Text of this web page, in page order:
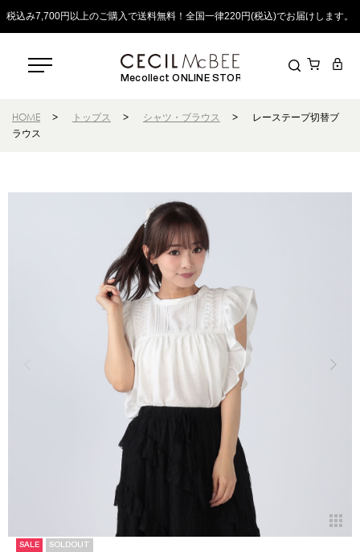
税込み7,700円以上のご購入で送料無料！全国一律220円(税込)でお届けします。
Mecollect ONLINE STORE
HOME > トップス > シャツ・ブラウス >
レーステープ切替ブ
ラウス
SALE SOLDOUT